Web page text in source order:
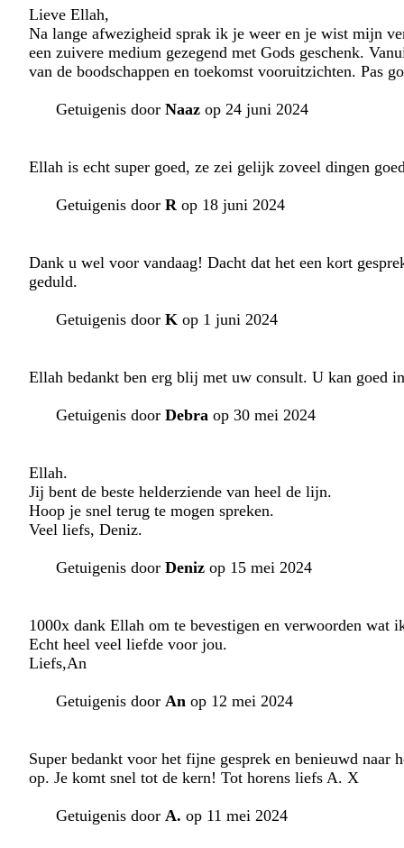
Lieve Ellah,
Na lange afwezigheid sprak ik je weer en je wist mijn
een zuivere medium gezegend met Gods geschenk.
van de boodschappen en toekomst vooruitzichten. Pas
Getuigenis door Naaz op 24 juni 2024
Ellah is echt super goed, ze zei gelijk zoveel dingen
Getuigenis door Rop 18 juni 2024
Dank u wel voor vandaag! Dacht dat het een kort
geduld.
Getuigenis door K op 1 juni 2024
Ellah bedankt ben erg blij met uw consult. U kan goed
Getuigenis door Debra op 30 mei 2024
Ellah.
Jij bent de beste helderziende van heel de lijn.
Hoop je snel terug te mogen spreken.
Veel liefs, Deniz.
Getuigenis door Deniz op 15 mei 2024
1000x dank Ellah om te bevestigen en verwoorden wat
Echt heel veel liefde voor jou.
Liefs,An
Getuigenis door An op 12 mei 2024
Super bedankt voor het fijne gesprek en benieuwd
op. Je komt snel tot de kern! Tot horens liefs A. X
Getuigenis door A. op 11 mei 2024